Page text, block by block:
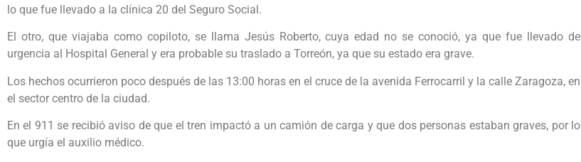
lo que fue llevado a la clínica 20 del Seguro Social.
El otro, que viajaba como copiloto, se llama Jesús Roberto, cuya edad no se conoció, ya que fue llevado de
urgencia al Hospital General y era probable su traslado a Torreón, ya que su estado era grave.
Los hechos ocurrieron poco después de las 13:00 horas en el cruce de la avenida Ferrocarril y la calle Zaragoza, en
el sector centro de la ciudad.
En el 911 se recibió aviso de que el tren impactó a un camión de carga y que dos personas estaban graves, por lo
que urgía el auxilio médico.